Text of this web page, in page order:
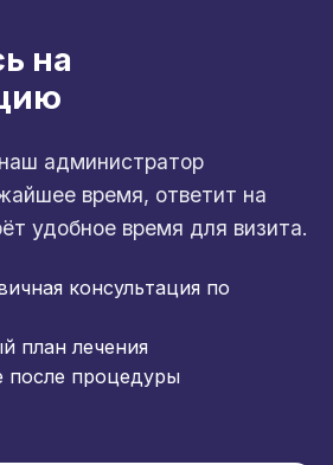
на
администратор
время, ответит на
удобное время для визита.
консультация по
план лечения
процедуры